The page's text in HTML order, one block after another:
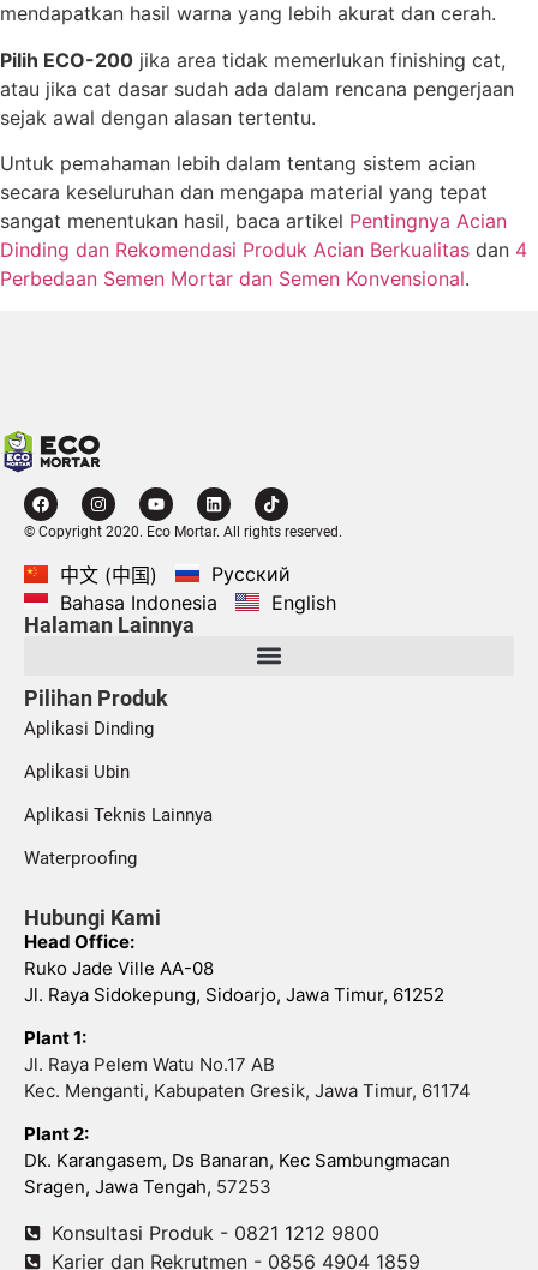
mendapatkan hasil warna yang lebih akurat dan cerah.
Pilih ECO-200 jika area tidak memerlukan finishing cat,
atau jika cat dasar sudah ada dalam rencana pengerjaan
sejak awal dengan alasan tertentu.
Untuk pemahaman lebih dalam tentang sistem acian
secara keseluruhan dan mengapa material yang tepat
sangat menentukan hasil, baca artikel Pentingnya Acian
Dinding dan Rekomendasi Produk Acian Berkualitas dan 4
Perbedaan Semen Mortar dan Semen Konvensional.
© Copyright 2020. Eco Mortar. All rights reserved.
中文 (中国)
Русский
Bahasa Indonesia
English
Halaman Lainnya
Pilihan Produk
Aplikasi Dinding
Aplikasi Ubin
Aplikasi Teknis Lainnya
Waterproofing
Hubungi Kami
Head Office:
Ruko Jade Ville AA-08
Jl. Raya Sidokepung, Sidoarjo, Jawa Timur, 61252
Plant 1:
Jl. Raya Pelem Watu No.17 AB
Kec. Menganti, Kabupaten Gresik, Jawa Timur, 61174
Plant 2:
Dk. Karangasem, Ds Banaran, Kec Sambungmacan
Sragen, Jawa Tengah, 57253
Konsultasi Produk - 0821 1212 9800
Karier dan Rekrutmen - 0856 4904 1859